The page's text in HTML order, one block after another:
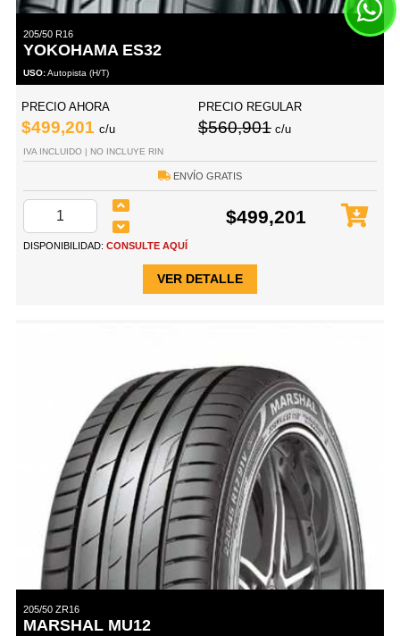
205/50 R16
YOKOHAMA ES32
USO:Autopista (H/T)
PRECIO AHORA
$499,201 c/u
PRECIO REGULAR
$560,901 c/u
IVA INCLUIDO | NO INCLUYE RIN
ENVÍO GRATIS
$499,201
DISPONIBILIDAD: CONSULTE AQUÍ
VER DETALLE
205/50 ZR16
MARSHAL MU12